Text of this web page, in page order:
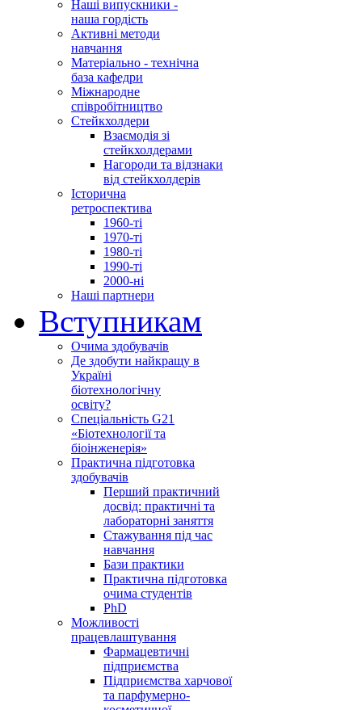
Наші випускники -
наша гордість
Активні методи
навчання
Матеріально - технічна
база кафедри
Міжнародне
співробітництво
Стейкхолдери
Взаємодія зі
стейкхолдерами
Нагороди та відзнаки
від стейкхолдерів
Історична
ретроспектива
1960-ті
1970-ті
1980-ті
1990-ті
2000-ні
Наші партнери
Вступникам
Очима здобувачів
Де здобути найкращу в
Україні
біотехнологічну
освіту?
Спеціальність G21
«Біотехнології та
біоінженерія»
Практична підготовка
здобувачів
Перший практичний
досвід: практичні та
лабораторні заняття
Стажування під час
навчання
Бази практики
Практична підготовка
очима студентів
PhD
Можливості
працевлаштування
Фармацевтичні
підприємства
Підприємства харчової
та парфумерно-